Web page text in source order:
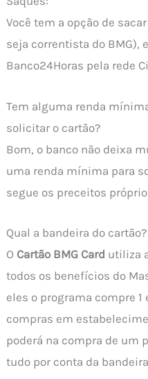
Você tem a opção de
seja correntista do BMG),
Banco24Horas pela rede
Tem alguma renda
solicitar o cartão?
Bom, o banco não deixa
uma renda mínima para
segue os preceitos
Qual a bandeira do cartão?
O Cartão BMG Card utiliza
todos os benefícios do
eles o programa compre 1
compras em
poderá na compra de um
tudo por conta da